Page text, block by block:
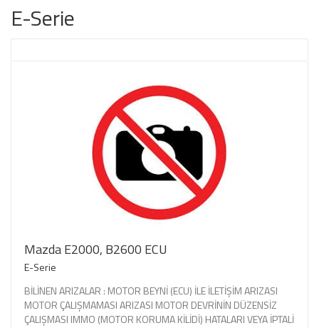
E-Serie
Mazda E2000, B2600 ECU
E-Serie
BİLİNEN ARIZALAR : MOTOR BEYNİ (ECU) İLE İLETİŞİM ARIZASI
MOTOR ÇALIŞMAMASI ARIZASI MOTOR DEVRİNİN DÜZENSİZ
ÇALIŞMASI IMMO (MOTOR KORUMA KİLİDİ) HATALARI VEYA İPTALİ